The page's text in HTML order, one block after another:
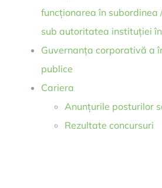
funcționarea în subordinea
sub autoritatea instituției
Guvernanța corporativă a
publice
Cariera
Anunțurile posturilor
Rezultate concursuri